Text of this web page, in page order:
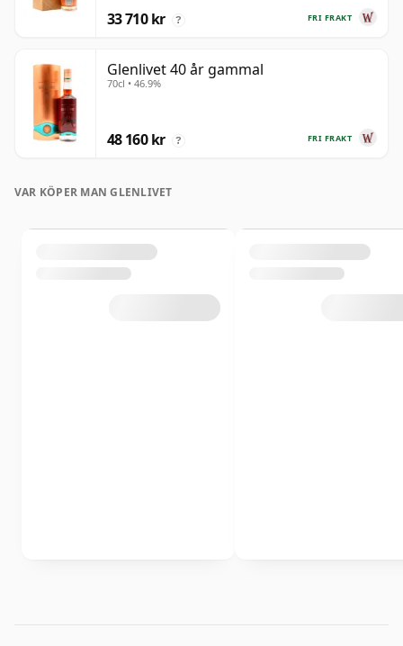
FRI FRAKT
33 710 kr ?
Glenlivet 40 år gammal
70cl • 46.9%
FRI FRAKT
48 160 kr ?
VAR KÖPER MAN GLENLIVET